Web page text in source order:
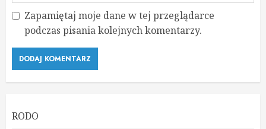
Zapamiętaj moje dane w tej przeglądarce
podczas pisania kolejnych komentarzy.
RODO